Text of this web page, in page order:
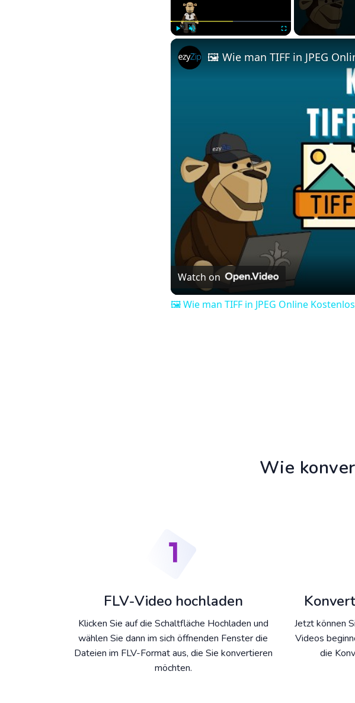
Watch on
🖼️ Wie man TIFF in JPEG Online
Wie
FLV-Video hochladen
Klicken Sie auf die Schaltfläche Hochladen und
wählen Sie dann im sich öffnenden Fenster die
Dateien im FLV-Format aus, die Sie konvertieren
möchten.
Jetzt können
Videos
die